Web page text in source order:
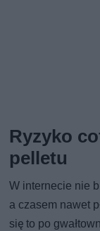
Ryzyko
pelletu
W internecie nie
a czasem nawet
się to po